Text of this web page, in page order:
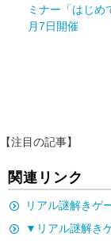
ミナー「はじめ
月7日開催
【注目の記事】
関連リンク
リアル謎解きゲ
▼リアル謎解き